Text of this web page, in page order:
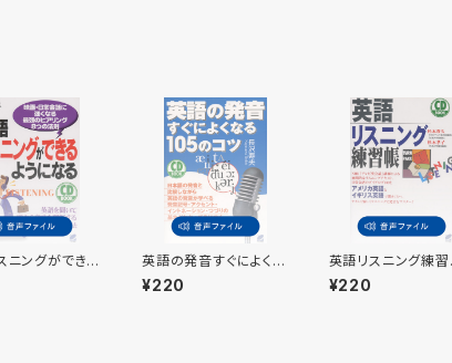
ニングができる
る 付属音声
英語の発音すぐによくな
る105のコツ 付属音
声
¥220
英語リスニング練習
帳 付属音声
¥220